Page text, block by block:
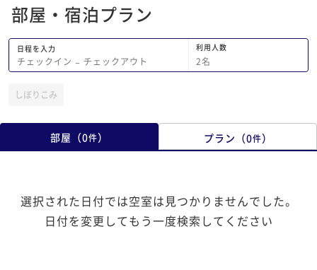
部屋・宿泊プラン
日程を入力
チェックイン − チェックアウト
利用人数
2名
しぼりこみ
部屋 （0件） プラン （0件）
選択された日付では空室は見つかりませんでした。
日付を変更してもう一度検索してください